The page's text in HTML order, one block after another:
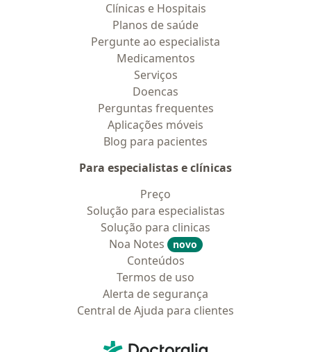
Clínicas e Hospitais
Planos de saúde
Pergunte ao especialista
Medicamentos
Serviços
Doencas
Perguntas frequentes
Aplicações móveis
Blog para pacientes
Para especialistas e clínicas
Preço
Solução para especialistas
Solução para clinicas
Noa Notes
novo
Conteúdos
Termos de uso
Alerta de segurança
Central de Ajuda para clientes
Doctoralia - Homepage